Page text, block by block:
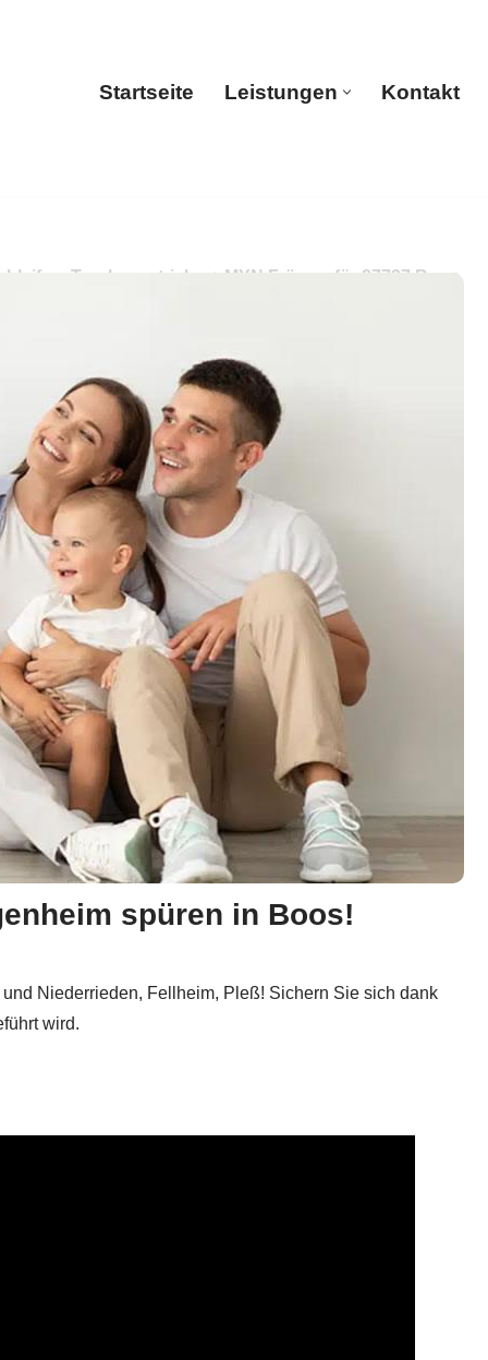
Startseite Leistungen Kontakt
Trockenestrich. ➡️ MYN Fräsen, für 87737 Boos
spüren in Boos!
Niederrieden, Fellheim, Pleß! Sichern Sie sich dank
wird.